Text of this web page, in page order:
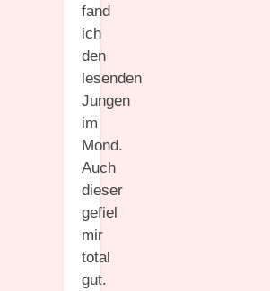
fand
ich
den
lesenden
Jungen
im
Mond.
Auch
dieser
gefiel
mir
total
gut.